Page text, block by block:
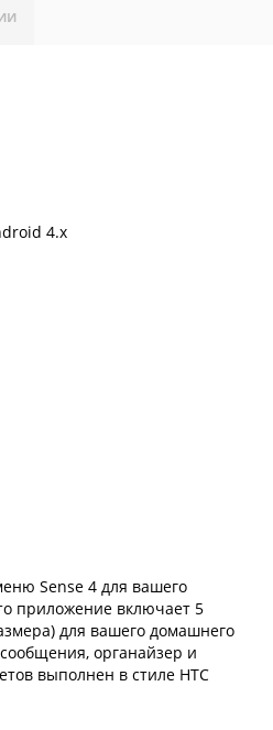
4.x
Sense 4 для вашего
приложение включает 5
для вашего домашнего
органайзер и
выполнен в стиле HTC